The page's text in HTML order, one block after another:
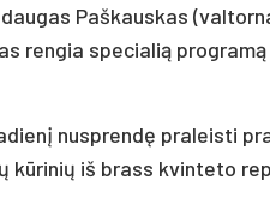
Paš­kaus­kas
ren­gia spe­cia­lią
nu­spren­dę pra­leis­ti
kū­ri­nių iš brass kvin­te­to